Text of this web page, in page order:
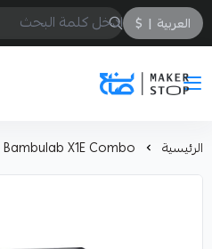
العربية |
$
صانع
الرئيسية Bambulab X1E Combo